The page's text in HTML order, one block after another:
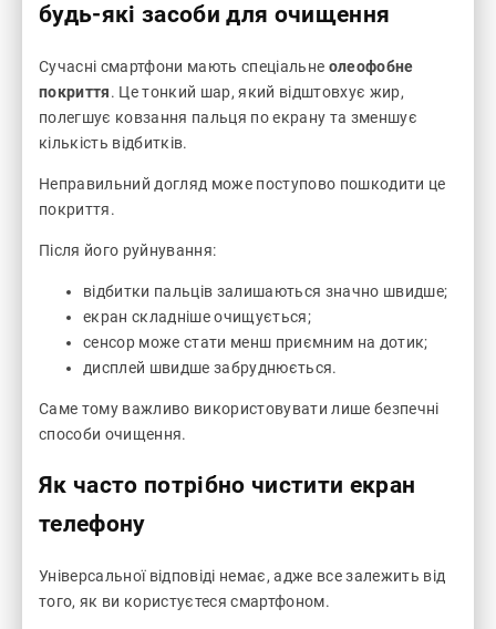
будь-які засоби для очищення
Сучасні смартфони мають спеціальне олеофобне
покриття. Це тонкий шар, який відштовхує жир,
полегшує ковзання пальця по екрану та зменшує
кількість відбитків.
Неправильний догляд може поступово пошкодити це
покриття.
Після його руйнування:
відбитки пальців залишаються значно швидше;
екран складніше очищується;
сенсор може стати менш приємним на дотик;
дисплей швидше забруднюється.
Саме тому важливо використовувати лише безпечні
способи очищення.
Як часто потрібно чистити екран
телефону
Універсальної відповіді немає, адже все залежить від
того, як ви користуєтеся смартфоном.